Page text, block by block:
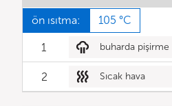
ön ısıtma: 105 °C
1 buharda pişirme
2 Sıcak hava